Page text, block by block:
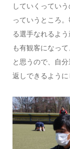
していくってい
っていうところ
る選手なれるよ
も有観客になっ
と思うので、自
返しできるように